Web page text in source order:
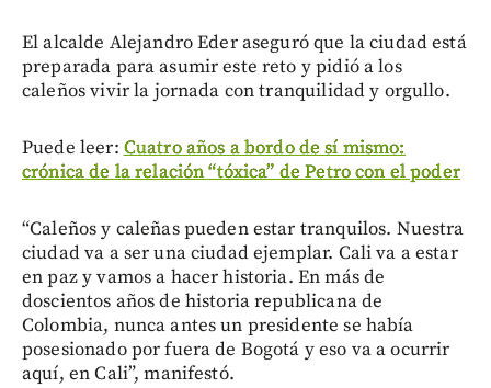
El alcalde Alejandro Eder aseguró que la ciudad está
preparada para asumir este reto y pidió a los
caleños vivir la jornada con tranquilidad y orgullo.
Puede leer: Cuatro años a bordo de sí mismo:
crónica de la relación “tóxica” de Petro con el poder
“Caleños y caleñas pueden estar tranquilos. Nuestra
ciudad va a ser una ciudad ejemplar. Cali va a estar
en paz y vamos a hacer historia. En más de
doscientos años de historia republicana de
Colombia, nunca antes un presidente se había
posesionado por fuera de Bogotá y eso va a ocurrir
aquí, en Cali”, manifestó.